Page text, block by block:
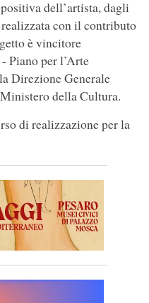
dell’artista, dagli
con il contributo
è vincitore
Piano per l’Arte
Direzione Generale
della Cultura.
di realizzazione per la